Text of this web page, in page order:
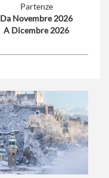
rifugio tra i colori,
musei.
Partenze
Da Novembre 2026
A Dicembre 2026